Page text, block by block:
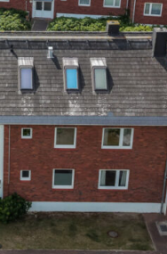
WEG-
Eigentümer-Login